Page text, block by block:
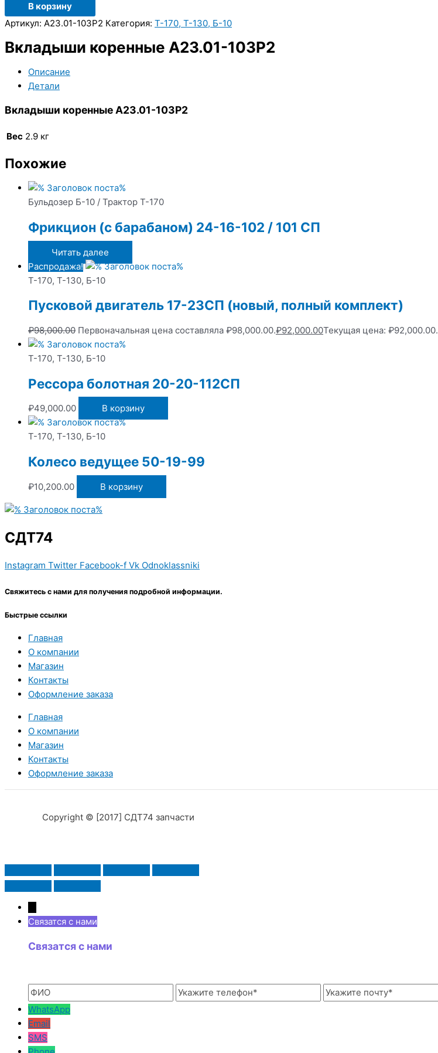
В корзину
Артикул: А23.01-103Р2 Категория: Т-170, Т-130, Б-10
Вкладыши коренные А23.01-103Р2
Описание
Детали
Вкладыши коренные А23.01-103Р2
Вес 2.9 кг
Похожие
Бульдозер Б-10 / Трактор Т-170
Фрикцион (с барабаном) 24-16-102 / 101 СП
Читать далее
Распродажа!
Т-170, Т-130, Б-10
Пусковой двигатель 17-23СП (новый, полный комплект)
₽98,000.00 Первоначальная цена составляла ₽98,000.00.₽92,000.00Текущая цена: ₽92,000.00.
Т-170, Т-130, Б-10
Рессора болотная 20-20-112СП
₽49,000.00 В корзину
Т-170, Т-130, Б-10
Колесо ведущее 50-19-99
₽10,200.00 В корзину
СДТ74
Instagram Twitter Facebook-f Vk Odnoklassniki
Свяжитесь с нами для получения подробной информации.
Быстрые ссылки
Главная
О компании
Магазин
Контакты
Оформление заказа
Главная
О компании
Магазин
Контакты
Оформление заказа
Copyright © [2017] СДТ74 запчасти
Связатся с нами
Связатся с нами
WhatsApp
Email
SMS